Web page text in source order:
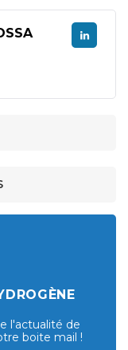
l'actualité de
boite mail !